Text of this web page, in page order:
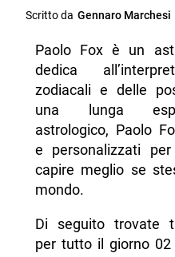
Scritto da Gennaro Marchesi
Paolo Fox è un
dedica
zodiacali e delle
una lunga
astrologico, Paolo
e personalizzati
capire meglio se
mondo.
Di seguito trovate
per tutto il giorno 02